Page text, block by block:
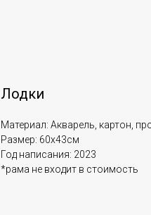
Лодки
Материал: Акварель, картон,
Размер: 60х43см
Год написания: 2023
*рама не входит в стоимость